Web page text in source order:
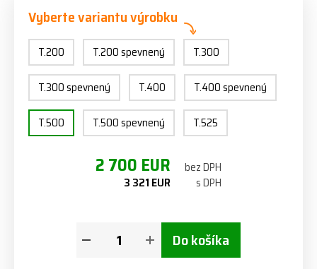
Vyberte variantu výrobku
T.200 T.200 spevnený T.300
T.300 spevnený T.400 T.400 spevnený
T.500 T.500 spevnený T.525
2 700 EUR bez DPH
3 321 EUR s DPH
Do košíka